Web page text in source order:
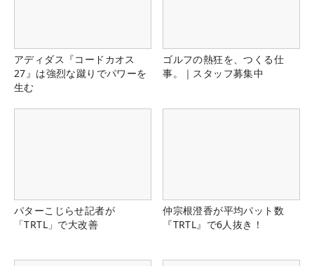
アディダス『コードカオス
27』は強烈な蹴りでパワーを
生む
ゴルフの熱狂を、つくる仕
事。｜スタッフ募集中
パターこじらせ記者が
「TRTL」で大改善
仲宗根澄香が平均パット数
『TRTL』で6人抜き！